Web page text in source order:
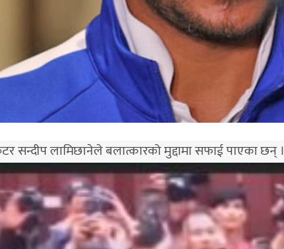
सन्दीप लामिछानेले बलात्कारको मुद्दामा सफाई पाएका छन् ।